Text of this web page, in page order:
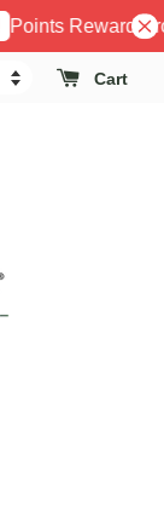
Points Reward
Cart